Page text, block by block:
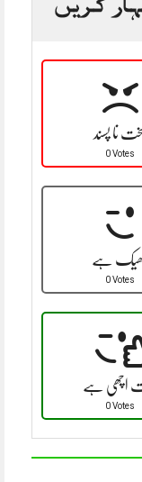
نا پسند
0 Votes
ہے
0 Votes
اچھی ہے
0 Votes